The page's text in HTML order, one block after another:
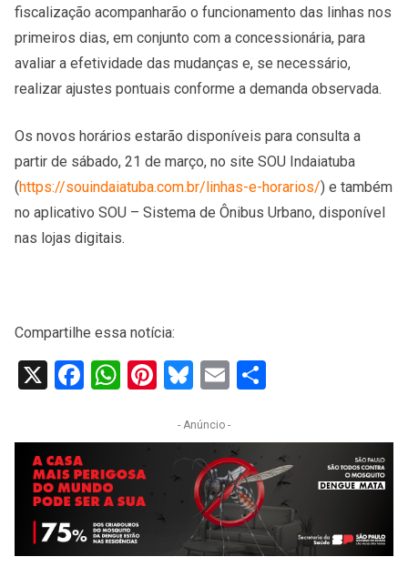
fiscalização acompanharão o funcionamento das linhas nos
primeiros dias, em conjunto com a concessionária, para
avaliar a efetividade das mudanças e, se necessário,
realizar ajustes pontuais conforme a demanda observada.
Os novos horários estarão disponíveis para consulta a
partir de sábado, 21 de março, no site SOU Indaiatuba
(https://souindaiatuba.com.br/linhas-e-horarios/) e também
no aplicativo SOU – Sistema de Ônibus Urbano, disponível
nas lojas digitais.
Compartilhe essa notícia:
X Facebook
WhatsApp
Pinterest
Bluesky
Email
- Anúncio -